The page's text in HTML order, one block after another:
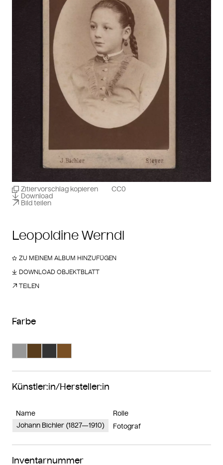
Leopoldine Werndl
Zitiervorschlag kopieren
Download
Bild teilen
CC0
ZU MEINEM ALBUM HINZUFÜGEN
DOWNLOAD OBJEKTBLATT
TEILEN
Farbe
Künstler:in/Hersteller:in
Name
Rolle
Johann Bichler (1827—1910)
Fotograf
Inventarnummer